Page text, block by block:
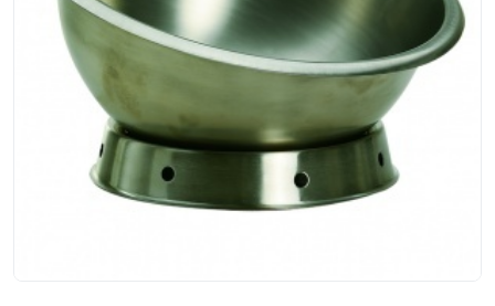
Stickvagnar & transport
Utensilier